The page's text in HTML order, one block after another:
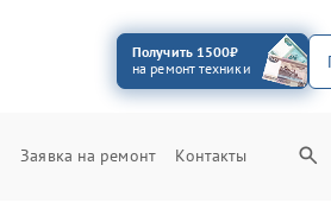
Получить 1500₽
на ремонт техники
Заявка на ремонт Контакты